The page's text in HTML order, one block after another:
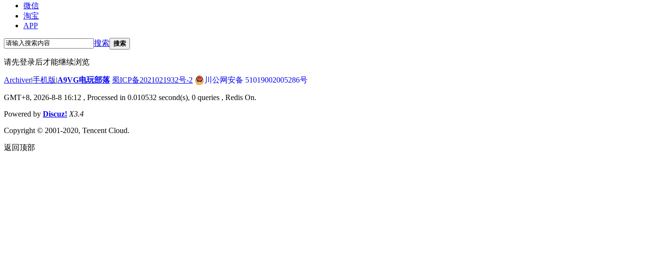
微信
淘宝
APP
搜索 搜索
请先登录后才能继续浏览
Archiver|手机版|A9VG电玩部落 蜀ICP备2021021932号-2 川公网安备 51019002005286号
GMT+8, 2026-8-8 16:12 , Processed in 0.010532 second(s), 0 queries , Redis On.
Powered by Discuz! X3.4
Copyright © 2001-2020, Tencent Cloud.
返回顶部